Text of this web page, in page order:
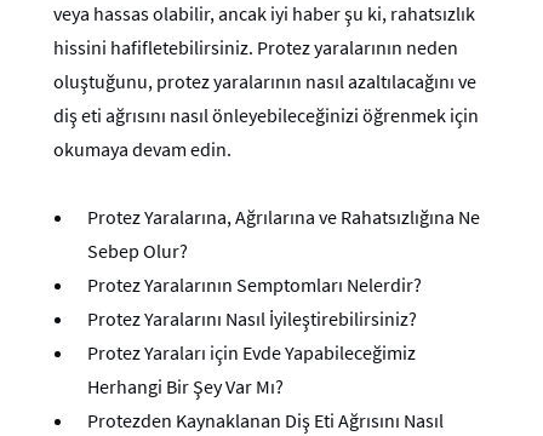
veya hassas olabilir, ancak iyi haber şu ki, rahatsızlık
hissini hafifletebilirsiniz. Protez yaralarının neden
oluştuğunu, protez yaralarının nasıl azaltılacağını ve
diş eti ağrısını nasıl önleyebileceğinizi öğrenmek için
okumaya devam edin.
Protez Yaralarına, Ağrılarına ve Rahatsızlığına Ne
Sebep Olur?
Protez Yaralarının Semptomları Nelerdir?
Protez Yaralarını Nasıl İyileştirebilirsiniz?
Protez Yaraları için Evde Yapabileceğimiz
Herhangi Bir Şey Var Mı?
Protezden Kaynaklanan Diş Eti Ağrısını Nasıl